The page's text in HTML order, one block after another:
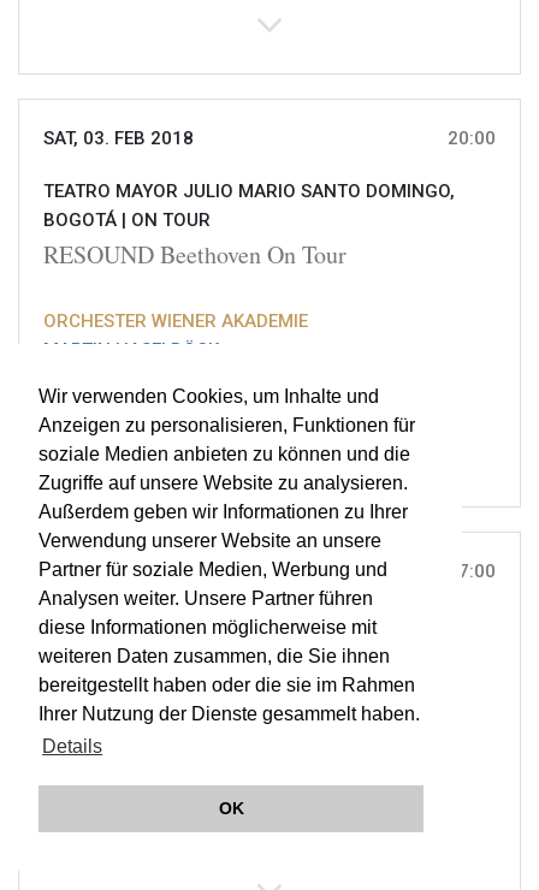
Wir verwenden Cookies, um Inhalte und
Anzeigen zu personalisieren, Funktionen für
soziale Medien anbieten zu können und die
Zugriffe auf unsere Website zu analysieren.
Außerdem geben wir Informationen zu Ihrer
Verwendung unserer Website an unsere
Partner für soziale Medien, Werbung und
Analysen weiter. Unsere Partner führen
diese Informationen möglicherweise mit
weiteren Daten zusammen, die Sie ihnen
bereitgestellt haben oder die sie im Rahmen
Ihrer Nutzung der Dienste gesammelt haben.
Details
OK
SAT, 03. FEB 2018 20:00
TEATRO MAYOR JULIO MARIO SANTO DOMINGO,
BOGOTÁ | ON TOUR
RESOUND Beethoven On Tour
ORCHESTER WIENER AKADEMIE
MARTIN HASELBÖCK
OWA
SUN, 04. FEB 2018 17:00
TEATRO MAYOR JULIO MARIO SANTO DOMINGO,
BOGOTÁ |ON TOUR
RESOUND Beethoven On Tour
ORCHESTER WIENER AKADEMIE
MARTIN HASELBÖCK